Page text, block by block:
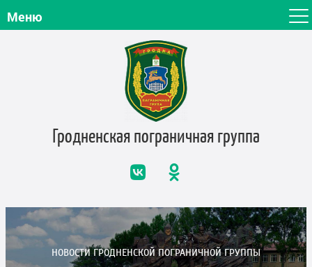
Меню
Гродненская пограничная группа
НОВОСТИ ГРОДНЕНСКОЙ ПОГРАНИЧНОЙ ГРУППЫ